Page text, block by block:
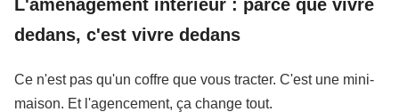
L'aménagement intérieur : parce que vivre
dedans, c'est vivre dedans
Ce n'est pas qu'un coffre que vous tracter. C'est une mini-
maison. Et l'agencement, ça change tout.